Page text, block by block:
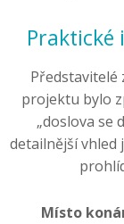
Představitelé
projektu bylo
„doslova se
detailnější vhled
Místo